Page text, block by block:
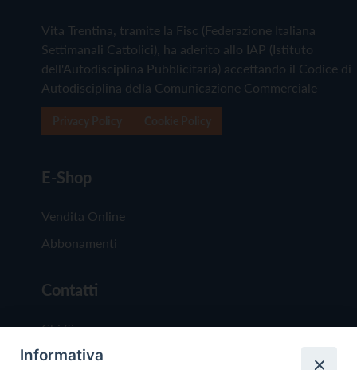
Vita Trentina, tramite la Fisc (Federazione Italiana
Settimanali Cattolici), ha aderito allo IAP (Istituto
dell'Autodisciplina Pubblicitaria) accettando il Codice di
Autodisciplina della Comunicazione Commerciale
E-Shop
Vendita Online
Abbonamenti
Contatti
Chi Siamo
Redazione
Informativa